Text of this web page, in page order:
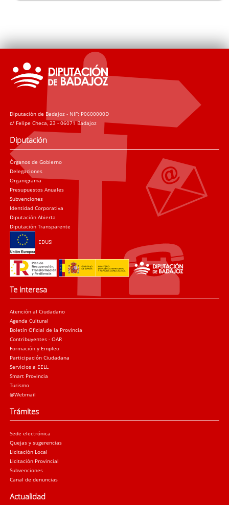
Diputación de Badajoz - NIF: P0600000D
c/ Felipe Checa, 23 - 06071 Badajoz
Diputación
Órganos de Gobierno
Delegaciones
Organigrama
Presupuestos Anuales
Subvenciones
Identidad Corporativa
Diputación Abierta
Diputación Transparente
EDUSI
Te interesa
Atención al Ciudadano
Agenda Cultural
Boletín Oficial de la Provincia
Contribuyentes - OAR
Formación y Empleo
Participación Ciudadana
Servicios a EELL
Smart Provincia
Turismo
@Webmail
Trámites
Sede electrónica
Quejas y sugerencias
Licitación Local
Licitación Provincial
Subvenciones
Canal de denuncias
Actualidad